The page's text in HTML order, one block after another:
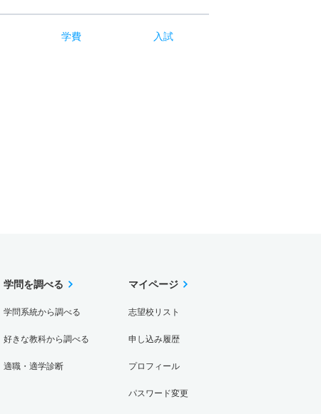
学費 入試
学問を調べる
学問系統から調べる
好きな教科から調べる
適職・適学診断
マイページ
志望校リスト
申し込み履歴
プロフィール
パスワード変更